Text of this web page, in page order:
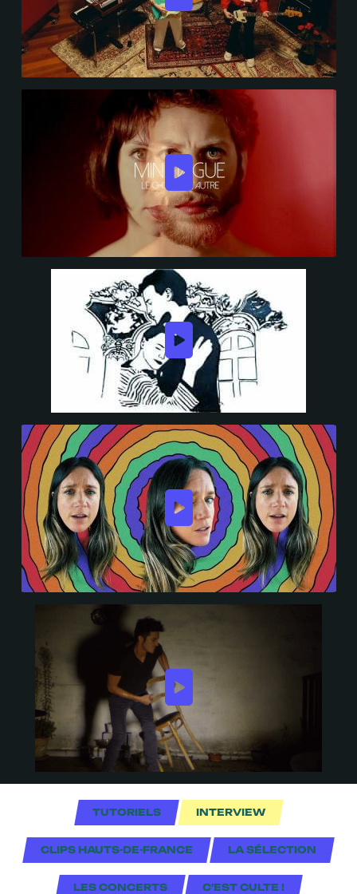
TUTORIELS INTERVIEW
CLIPS HAUTS-DE-FRANCE LA SÉLECTION
LES CONCERTS C'EST CULTE !